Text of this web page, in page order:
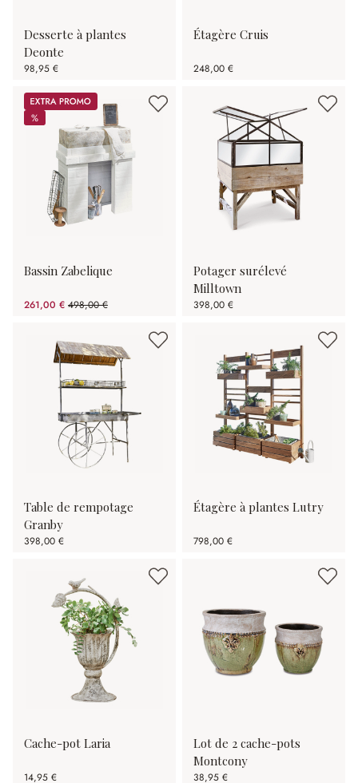
Desserte à plantes
Deonte
98,95 €
Étagère Cruis
248,00 €
Promos
%
%
Bassin Zabelique
261,00 € 498,00 €
(47.59%spared)
Potager surélevé
Milltown
398,00 €
Table de rempotage
Granby
398,00 €
Étagère à plantes Lutry
798,00 €
Cache-pot Laria
14,95 €
Lot de 2 cache-pots
Montcony
38,95 €